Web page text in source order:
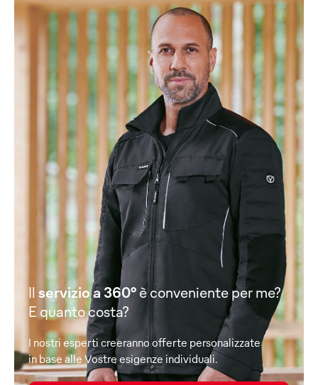
Ilservizio a 360°è conveniente per me?
E quanto costa?
I nostri esperti creeranno offerte personalizzate
in base alle Vostre esigenze individuali.